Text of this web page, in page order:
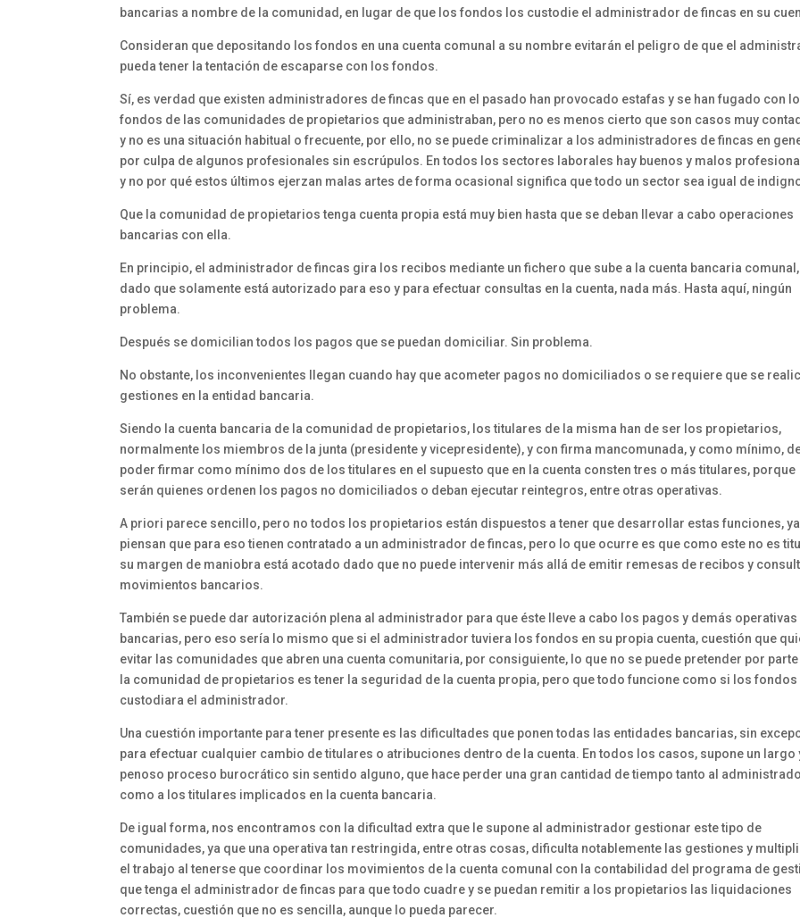
bancarias a nombre de la comunidad, en lugar de que los fondos los custodie el administrador de fincas en su
Consideran que depositando los fondos en una cuenta comunal a su nombre evitarán el peligro de que el
pueda tener la tentación de escaparse con los fondos.
Sí, es verdad que existen administradores de fincas que en el pasado han provocado estafas y se han fugado con
fondos de las comunidades de propietarios que administraban, pero no es menos cierto que son casos muy
y no es una situación habitual o frecuente, por ello, no se puede criminalizar a los administradores de fincas en
por culpa de algunos profesionales sin escrúpulos. En todos los sectores laborales hay buenos y malos
y no por qué estos últimos ejerzan malas artes de forma ocasional significa que todo un sector sea igual de
Que la comunidad de propietarios tenga cuenta propia está muy bien hasta que se deban llevar a cabo operaciones
bancarias con ella.
En principio, el administrador de fincas gira los recibos mediante un fichero que sube a la cuenta bancaria comunal,
dado que solamente está autorizado para eso y para efectuar consultas en la cuenta, nada más. Hasta aquí, ningún
problema.
Después se domicilian todos los pagos que se puedan domiciliar. Sin problema.
No obstante, los inconvenientes llegan cuando hay que acometer pagos no domiciliados o se requiere que se
gestiones en la entidad bancaria.
Siendo la cuenta bancaria de la comunidad de propietarios, los titulares de la misma han de ser los propietarios,
normalmente los miembros de la junta (presidente y vicepresidente), y con firma mancomunada, y como mínimo,
poder firmar como mínimo dos de los titulares en el supuesto que en la cuenta consten tres o más titulares, porque
serán quienes ordenen los pagos no domiciliados o deban ejecutar reintegros, entre otras operativas.
A priori parece sencillo, pero no todos los propietarios están dispuestos a tener que desarrollar estas funciones,
piensan que para eso tienen contratado a un administrador de fincas, pero lo que ocurre es que como este no es
su margen de maniobra está acotado dado que no puede intervenir más allá de emitir remesas de recibos y
movimientos bancarios.
También se puede dar autorización plena al administrador para que éste lleve a cabo los pagos y demás operativas
bancarias, pero eso sería lo mismo que si el administrador tuviera los fondos en su propia cuenta, cuestión que
evitar las comunidades que abren una cuenta comunitaria, por consiguiente, lo que no se puede pretender por
la comunidad de propietarios es tener la seguridad de la cuenta propia, pero que todo funcione como si los fondos
custodiara el administrador.
Una cuestión importante para tener presente es las dificultades que ponen todas las entidades bancarias, sin
para efectuar cualquier cambio de titulares o atribuciones dentro de la cuenta. En todos los casos, supone un largo
penoso proceso burocrático sin sentido alguno, que hace perder una gran cantidad de tiempo tanto al
como a los titulares implicados en la cuenta bancaria.
De igual forma, nos encontramos con la dificultad extra que le supone al administrador gestionar este tipo de
comunidades, ya que una operativa tan restringida, entre otras cosas, dificulta notablemente las gestiones y
el trabajo al tenerse que coordinar los movimientos de la cuenta comunal con la contabilidad del programa de
que tenga el administrador de fincas para que todo cuadre y se puedan remitir a los propietarios las liquidaciones
correctas, cuestión que no es sencilla, aunque lo pueda parecer.